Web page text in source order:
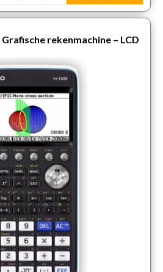
rekenmachine – LCD
Voorzien van Nederlandse